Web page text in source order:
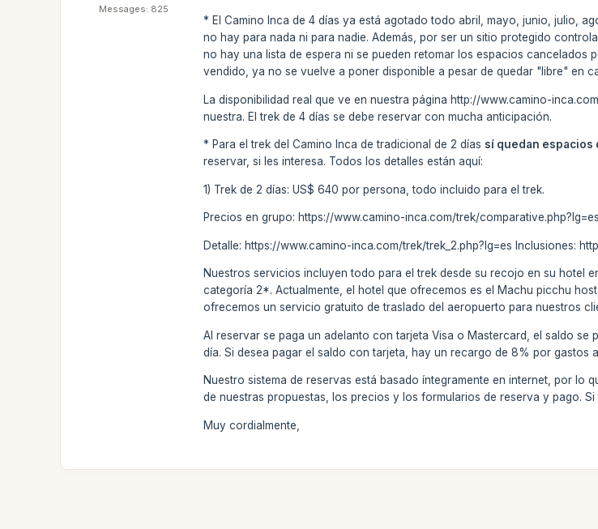
Messages: 825
* El Camino Inca de 4 días ya está agotado todo abril, mayo, junio, julio,
no hay para nada ni para nadie. Además, por ser un sitio protegido
no hay una lista de espera ni se pueden retomar los espacios
vendido, ya no se vuelve a poner disponible a pesar de quedar "libre" en
La disponibilidad real que ve en nuestra página http://www.camino-
nuestra. El trek de 4 días se debe reservar con mucha anticipación.
* Para el trek del Camino Inca de tradicional de 2 días sí quedan espacios
reservar, si les interesa. Todos los detalles están aquí:
1) Trek de 2 días: US$ 640 por persona, todo incluido para el trek.
Precios en grupo: https://www.camino-inca.com/trek/
Detalle: https://www.camino-inca.com/trek/trek_2.php?lg=es Inclusiones:
Nuestros servicios incluyen todo para el trek desde su recojo en su hotel
categoría 2*. Actualmente, el hotel que ofrecemos es el Machu picchu
ofrecemos un servicio gratuito de traslado del aeropuerto para nuestros
Al reservar se paga un adelanto con tarjeta Visa o Mastercard, el saldo
día. Si desea pagar el saldo con tarjeta, hay un recargo de 8% por gastos
Nuestro sistema de reservas está basado íntegramente en internet, por
de nuestras propuestas, los precios y los formularios de reserva y pago.
Muy cordialmente,